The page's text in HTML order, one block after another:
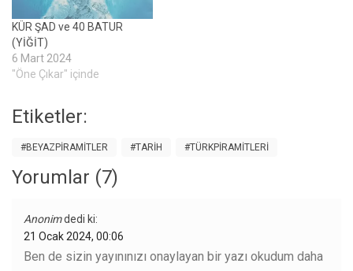
KÜR ŞAD ve 40 BATUR
(YİĞİT)
6 Mart 2024
"Öne Çıkar" içinde
Etiketler:
#BEYAZPIRAMITLER #TARIH #TÜRKPIRAMITLERI
Yorumlar (7)
Anonimdedi ki:
21 Ocak 2024, 00:06
Ben de sizin yayınınızı onaylayan bir yazı okudum daha